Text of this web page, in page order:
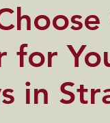
for
in